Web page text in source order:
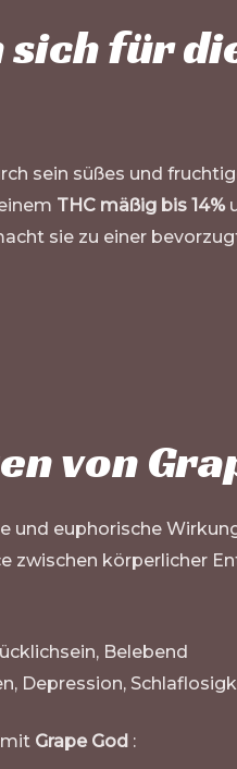
für
sein süßes und
THC mäßig bis 14%
sie zu einer
von
und euphorische
zwischen körperlicher
Belebend
Depression,
mit Grape God :